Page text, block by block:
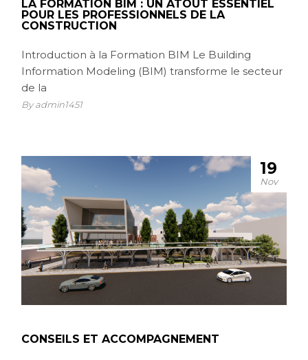
LA FORMATION BIM : UN ATOUT ESSENTIEL
POUR LES PROFESSIONNELS DE LA
CONSTRUCTION
Introduction à la Formation BIM Le Building
Information Modeling (BIM) transforme le secteur
de la
By admin1451
19
Nov
CONSEILS ET ACCOMPAGNEMENT